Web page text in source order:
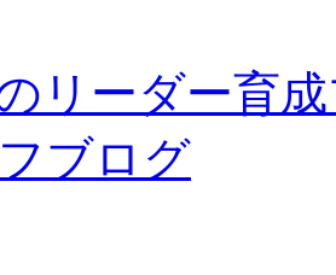
リーダー育
ブログ